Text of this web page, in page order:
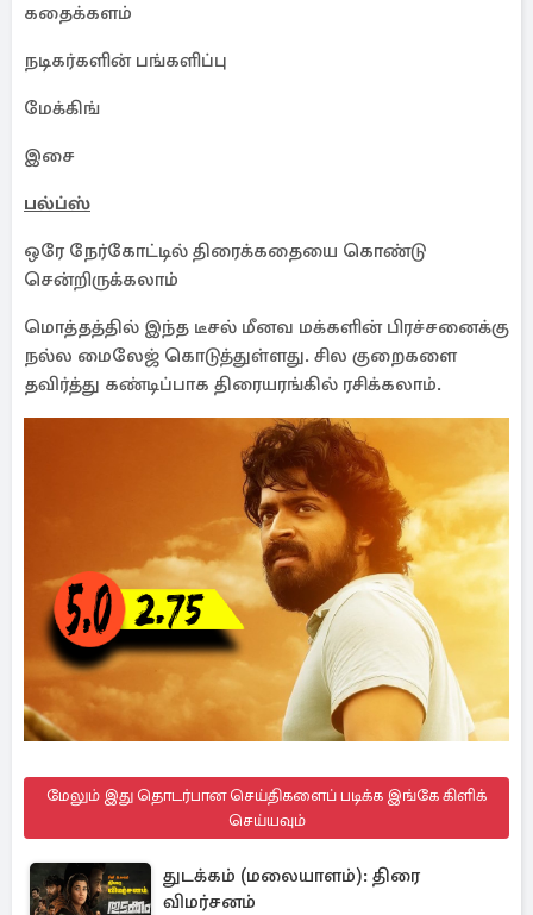
கதைக்களம்
நடிகர்களின் பங்களிப்பு
மேக்கிங்
இசை
பல்ப்ஸ்
ஒரே நேர்கோட்டில் திரைக்கதையை கொண்டு
சென்றிருக்கலாம்
மொத்தத்தில் இந்த டீசல் மீனவ மக்களின் பிரச்சனைக்கு
நல்ல மைலேஜ் கொடுத்துள்ளது. சில குறைகளை
தவிர்த்து கண்டிப்பாக திரையரங்கில் ரசிக்கலாம்.
மேலும் இது தொடர்பான செய்திகளைப் படிக்க இங்கே கிளிக்
செய்யவும்
துடக்கம் (மலையாளம்): திரை
விமர்சனம்